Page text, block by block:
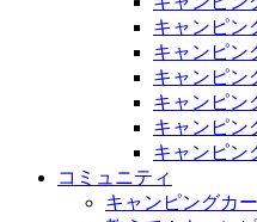
キャンピン
キャンピン
キャンピン
キャンピン
キャンピン
キャンピン
コミュニティ
キャンピングカ